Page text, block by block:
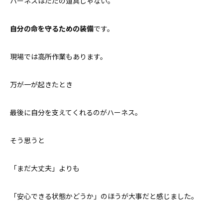
自分の命を守るための装備です。
現場では高所作業もあります。
万が一が起きたとき
最後に自分を支えてくれるのがハーネス。
そう思うと
「まだ大丈夫」よりも
「安心できる状態かどうか」のほうが大事だと感じました。